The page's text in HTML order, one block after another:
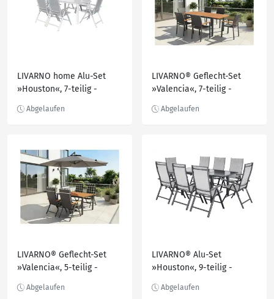
LIVARNO home Alu-Set
»Houston«, 7-teilig -
Hochlehner, weiß/hellgrau
LIVARNO® Geflecht-Set
»Valencia«, 7-teilig -
Stapelstühle
LIVARNO® Geflecht-Set
»Valencia«, 5-teilig -
Klappsessel
LIVARNO® Alu-Set
»Houston«, 9-teilig -
Klappsessel, hellgrau-